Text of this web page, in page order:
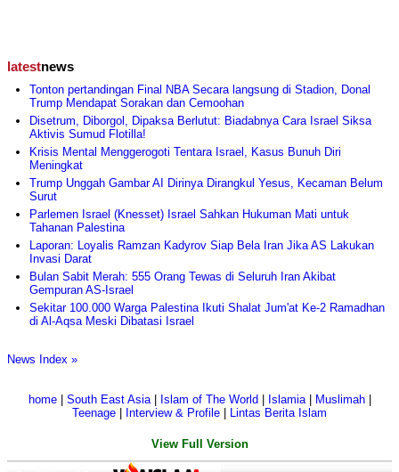
latestnews
Tonton pertandingan Final NBA Secara langsung di Stadion, Donal
Trump Mendapat Sorakan dan Cemoohan
Disetrum, Diborgol, Dipaksa Berlutut: Biadabnya Cara Israel Siksa
Aktivis Sumud Flotilla!
Krisis Mental Menggerogoti Tentara Israel, Kasus Bunuh Diri
Meningkat
Trump Unggah Gambar AI Dirinya Dirangkul Yesus, Kecaman Belum
Surut
Parlemen Israel (Knesset) Israel Sahkan Hukuman Mati untuk
Tahanan Palestina
Laporan: Loyalis Ramzan Kadyrov Siap Bela Iran Jika AS Lakukan
Invasi Darat
Bulan Sabit Merah: 555 Orang Tewas di Seluruh Iran Akibat
Gempuran AS-Israel
Sekitar 100.000 Warga Palestina Ikuti Shalat Jum'at Ke-2 Ramadhan
di Al-Aqsa Meski Dibatasi Israel
News Index »
home| South East Asia| Islam of The World Islamia| Muslimah|
Teenage
Interview & Profile Lintas Berita Islam
View Full Version